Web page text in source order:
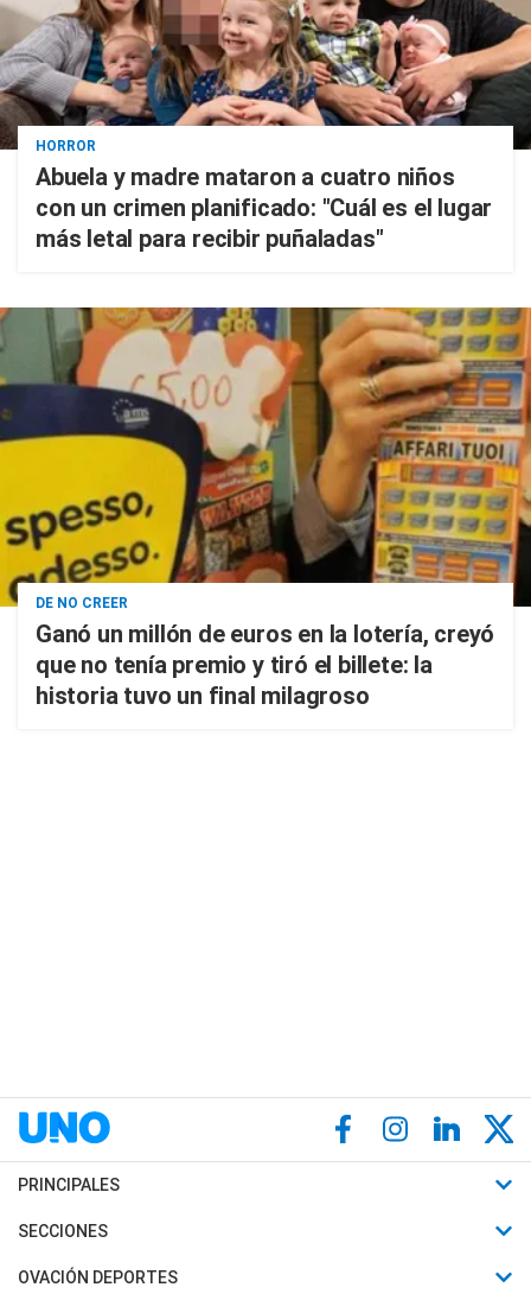
HORROR
Abuela y madre mataron a cuatro niños
con un crimen planificado: "Cuál es el lugar
más letal para recibir puñaladas"
DE NO CREER
Ganó un millón de euros en la lotería, creyó
que no tenía premio y tiró el billete: la
historia tuvo un final milagroso
PRINCIPALES
Últimas Noticias
Política
SECCIONES
Horóscopo
OVACIÓN DEPORTES